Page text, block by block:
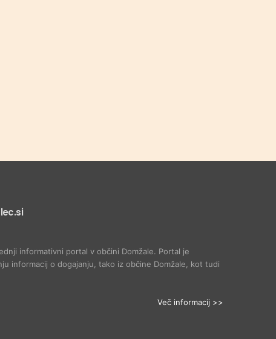
informativni portal v občini Domžale. Portal je
informacij o dogajanju, tako iz občine Domžale, kot tudi
Več informacij >>